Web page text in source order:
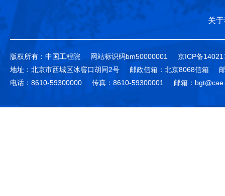
关
版权所有：中国工程院 网站标识码bm50000001
京ICP备
地址：北京市西城区冰窖口胡同2号
邮政信箱：北京8068信箱
电话：8610-59300000
传真：8610-59300001 邮箱：